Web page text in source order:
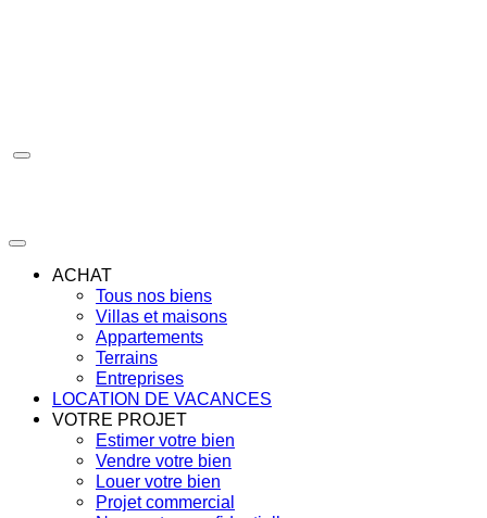
ACHAT
Tous nos biens
Villas et maisons
Appartements
Terrains
Entreprises
LOCATION DE VACANCES
VOTRE PROJET
Estimer votre bien
Vendre votre bien
Louer votre bien
Projet commercial